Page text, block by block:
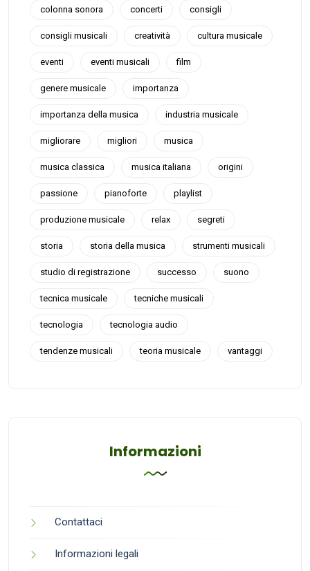
colonna sonora concerti consigli
consigli musicali creatività cultura musicale
eventi eventi musicali film
genere musicale importanza
importanza della musica industria musicale
migliorare migliori musica
musica classica musica italiana origini
passione pianoforte playlist
produzione musicale relax segreti
storia storia della musica strumenti musicali
studio di registrazione successo suono
tecnica musicale tecniche musicali
tecnologia tecnologia audio
tendenze musicali teoria musicale vantaggi
Informazioni
Contattaci
Informazioni legali